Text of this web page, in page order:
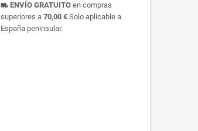
local_shipping ENVÍO GRATUITOen compras
superiores a 70,00 €.Solo aplicable a
España peninsular.